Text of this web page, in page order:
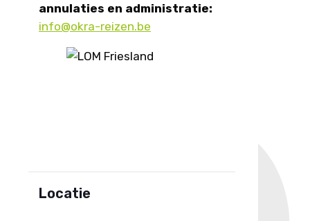
annulaties en administratie:
info@okra-reizen.be
Locatie